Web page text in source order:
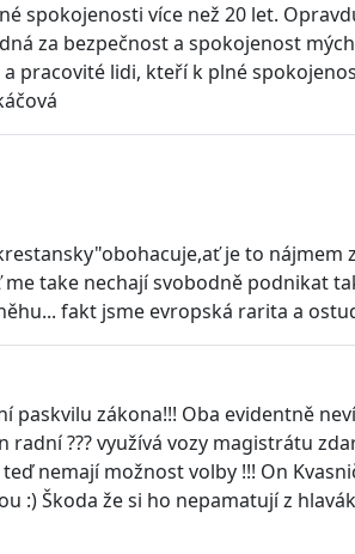
spokojenosti více než 20 let.
za bezpečnost a spokojenost
lidi, kteří k plné
je to
take nechají svobodně podnikat
fakt jsme evropská rarita a
zákona!!! Oba evidentně
??? využívá vozy magistrátu
nemají možnost volby !!! On
Škoda že si ho nepamatují z